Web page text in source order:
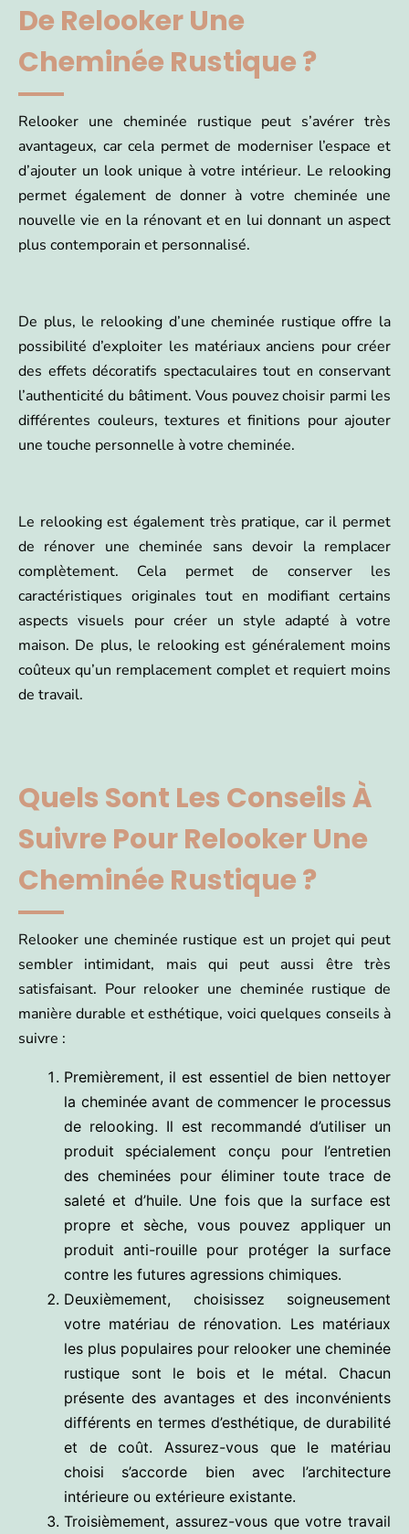
De Relooker Une
Cheminée Rustique ?
Relooker une cheminée rustique peut s’avérer très
avantageux, car cela permet de moderniser l’espace et
d’ajouter un look unique à votre intérieur. Le relooking
permet également de donner à votre cheminée une
nouvelle vie en la rénovant et en lui donnant un aspect
plus contemporain et personnalisé.
De plus, le relooking d’une cheminée rustique offre la
possibilité d’exploiter les matériaux anciens pour créer
des effets décoratifs spectaculaires tout en conservant
l’authenticité du bâtiment. Vous pouvez choisir parmi les
différentes couleurs, textures et finitions pour ajouter
une touche personnelle à votre cheminée.
Le relooking est également très pratique, car il permet
de rénover une cheminée sans devoir la remplacer
complètement. Cela permet de conserver les
caractéristiques originales tout en modifiant certains
aspects visuels pour créer un style adapté à votre
maison. De plus, le relooking est généralement moins
coûteux qu’un remplacement complet et requiert moins
de travail.
Quels Sont Les Conseils À
Suivre Pour Relooker Une
Cheminée Rustique ?
Relooker une cheminée rustique est un projet qui peut
sembler intimidant, mais qui peut aussi être très
satisfaisant. Pour relooker une cheminée rustique de
manière durable et esthétique, voici quelques conseils à
suivre :
Premièrement, il est essentiel de bien nettoyer
la cheminée avant de commencer le processus
de relooking. Il est recommandé d’utiliser un
produit spécialement conçu pour l’entretien
des cheminées pour éliminer toute trace de
saleté et d’huile. Une fois que la surface est
propre et sèche, vous pouvez appliquer un
produit anti-rouille pour protéger la surface
contre les futures agressions chimiques.
Deuxièmement, choisissez soigneusement
votre matériau de rénovation. Les matériaux
les plus populaires pour relooker une cheminée
rustique sont le bois et le métal. Chacun
présente des avantages et des inconvénients
différents en termes d’esthétique, de durabilité
et de coût. Assurez-vous que le matériau
choisi s’accorde bien avec l’architecture
intérieure ou extérieure existante.
Troisièmement, assurez-vous que votre travail